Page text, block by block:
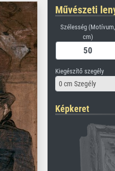
Művészeti
Szélesség (Motívum,
cm)
Kiegészítő szegély
0 cm Szegély
Képkeret